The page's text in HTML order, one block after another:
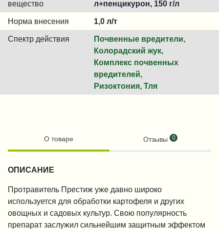
вещество
л+пенцикурон, 150 г/л
Норма внесения 1,0 л/т
Спектр действия
Почвенные вредители,
Колорадский жук,
Комплекс почвенных
вредителей,
Ризоктония, Тля
О товаре Отзывы 0
ОПИСАНИЕ
Протравитель Престиж уже давно широко
используется для обработки картофеля и других
овощных и садовых культур. Свою популярность
препарат заслужил сильнейшим защитным эффектом